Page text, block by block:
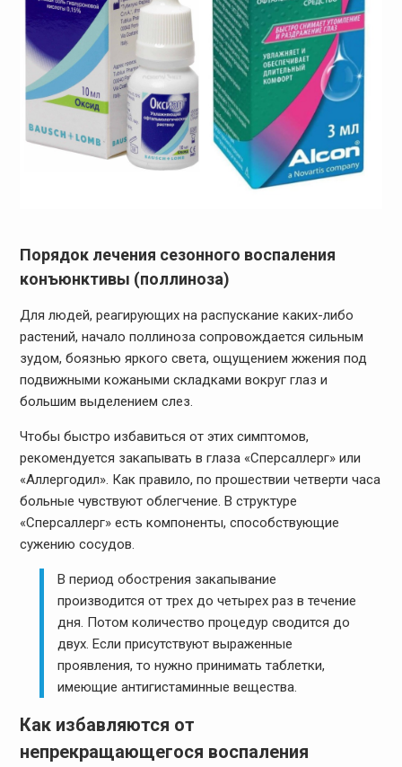
Порядок лечения сезонного воспаления
конъюнктивы (поллиноза)
Для людей, реагирующих на распускание каких-либо
растений, начало поллиноза сопровождается сильным
зудом, боязнью яркого света, ощущением жжения под
подвижными кожаными складками вокруг глаз и
большим выделением слез.
Чтобы быстро избавиться от этих симптомов,
рекомендуется закапывать в глаза «Сперсаллерг» или
«Аллергодил». Как правило, по прошествии четверти часа
больные чувствуют облегчение. В структуре
«Сперсаллерг» есть компоненты, способствующие
сужению сосудов.
В период обострения закапывание
производится от трех до четырех раз в течение
дня. Потом количество процедур сводится до
двух. Если присутствуют выраженные
проявления, то нужно принимать таблетки,
имеющие антигистаминные вещества.
Как избавляются от
непрекращающегося воспаления